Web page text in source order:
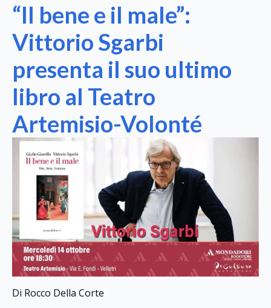
“Il bene e il male”:
Vittorio Sgarbi
presenta il suo ultimo
libro al Teatro
Artemisio-Volonté
Di Rocco Della Corte